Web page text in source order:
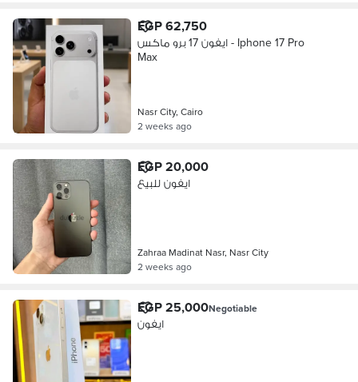
EGP 62,750
ايفون 17 برو ماكس - Iphone 17 Pro
Max
Nasr City, Cairo
2 weeks ago
EGP 20,000
ايفون للبيع
Zahraa Madinat Nasr, Nasr City
2 weeks ago
EGP 25,000Negotiable
ايفون